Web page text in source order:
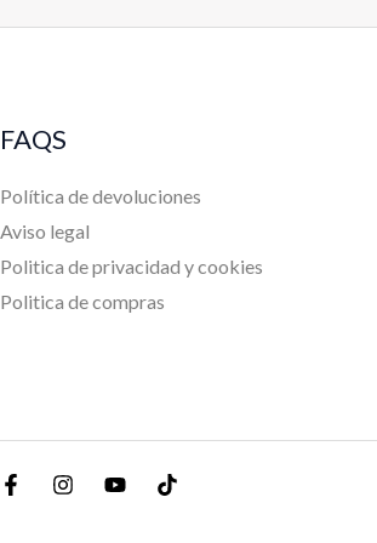
FAQS
Política de devoluciones
Aviso legal
Politica de privacidad y cookies
Politica de compras